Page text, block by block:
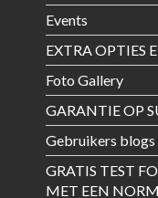
Events
EXTRA OPTIES
Foto Gallery
GARANTIE OP
Gebruikers blogs
GRATIS TEST
MET EEN